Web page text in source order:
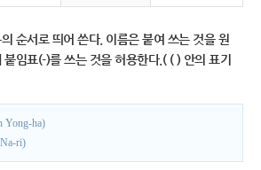
순서로 띄어 쓴다. 이름은 붙여 쓰는 것을 원
임표(-)를 쓰는 것을 허용한다.( ( ) 안의 표기
Yong-ha)
ri)